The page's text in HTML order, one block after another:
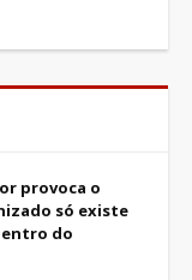
provoca o
só existe
do